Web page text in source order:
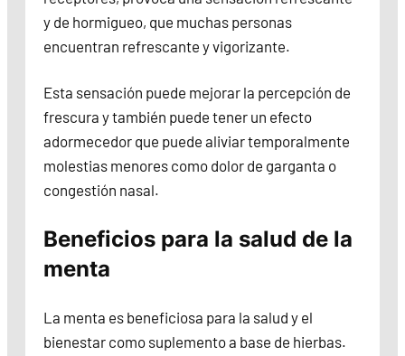
y de hormigueo, que muchas personas
encuentran refrescante y vigorizante.
Esta sensación puede mejorar la percepción de
frescura y también puede tener un efecto
adormecedor que puede aliviar temporalmente
molestias menores como dolor de garganta o
congestión nasal.
Beneficios para la salud de la
menta
La menta es beneficiosa para la salud y el
bienestar como suplemento a base de hierbas.